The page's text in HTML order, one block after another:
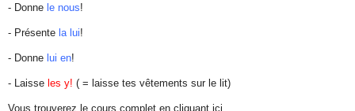
- Donnele nous!
- Présentela lui!
- Donne lui en!
- Laisse les y! ( = laisse tes vêtements sur le lit)
Vous trouverez le cours complet en cliquantici